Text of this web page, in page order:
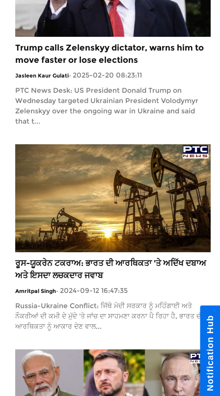
Trump calls Zelenskyy dictator, warns him to
move faster or lose elections
Jasleen Kaur Gulati- 2025-02-20 08:23:11
PTC News Desk: US President Donald Trump on
Wednesday targeted Ukrainian President Volodymyr
Zelenskyy over the ongoing war in Ukraine and said
that t...
ਰੂਸ-ਯੂਕਰੇਨ ਟਕਰਾਅ: ਭਾਰਤ ਦੀ ਆਰਥਿਕਤਾ 'ਤੇ ਅਦਿੱਖ ਦਬਾਅ
ਅਤੇ ਇਸਦਾ ਲਚਕਦਾਰ ਜਵਾਬ
Amritpal Singh- 2024-09-12 16:47:35
Russia-Ukraine Conflict: ਜਿੱਥੇ ਮੋਦੀ ਸਰਕਾਰ ਨੂੰ ਮਹਿੰਗਾਈ ਅਤੇ
ਨੌਕਰੀਆਂ ਦੀ ਕਮੀ ਦੇ ਮੁੱਦੇ 'ਤੇ ਜਾਂਚ ਦਾ ਸਾਹਮਣਾ ਕਰਨਾ ਪੈ ਰਿਹਾ ਹੈ, ਭਾਰਤ ਦੀ
ਆਰਥਿਕਤਾ ਨੂੰ ਆਕਾਰ ਦੇਣ ਵਾਲ...